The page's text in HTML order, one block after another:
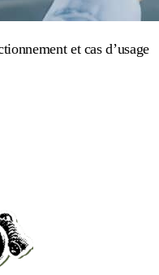
et cas d’usage